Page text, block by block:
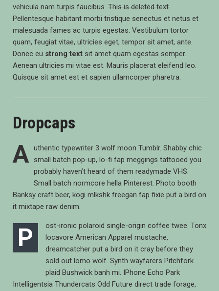
vehicula nam turpis faucibus. This is deleted text.
Pellentesque habitant morbi tristique senectus et netus et
malesuada fames ac turpis egestas. Vestibulum tortor
quam, feugiat vitae, ultricies eget, tempor sit amet, ante.
Donec eu strong text sit amet quam egestas semper.
Aenean ultricies mi vitae est. Mauris placerat eleifend leo.
Quisque sit amet est et sapien ullamcorper pharetra.
Dropcaps
A uthentic typewriter 3 wolf moon Tumblr. Shabby chic
small batch pop-up, lo-fi fap meggings tattooed you
probably haven’t heard of them readymade VHS.
Small batch normcore hella Pinterest. Photo booth
Banksy craft beer, kogi mlkshk freegan fap fixie put a bird on
it mixtape raw denim.
P
ost-ironic polaroid single-origin coffee twee. Tonx
locavore American Apparel mustache,
dreamcatcher put a bird on it cray before they
sold out lomo wolf. Synth wayfarers Pitchfork
plaid Bushwick banh mi. IPhone Echo Park
Intelligentsia Thundercats Odd Future direct trade forage,